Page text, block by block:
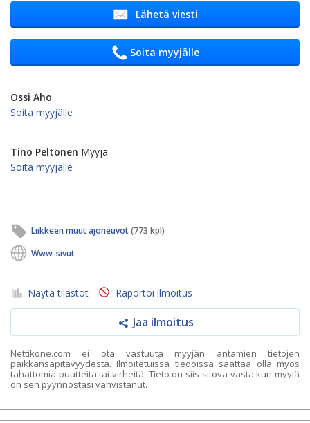
Lähetä viesti
Soita myyjälle
Ossi Aho
Soita myyjälle
Tino Peltonen Myyjä
Soita myyjälle
Liikkeen muut ajoneuvot(773 kpl)
Www-sivut
Näytä tilastot Raportoi ilmoitus
Jaa ilmoitus
Nettikone.com ei ota vastuuta myyjän antamien tietojen
paikkansapitävyydestä. Ilmoitetuissa tiedoissa saattaa olla myös
tahattomia puutteita tai virheitä. Tieto on siis sitova vasta kun myyjä
on sen pyynnöstäsi vahvistanut.